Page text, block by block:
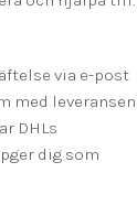
via e-post
med leveransen
DHLs
dig som